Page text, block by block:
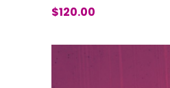
$120.00